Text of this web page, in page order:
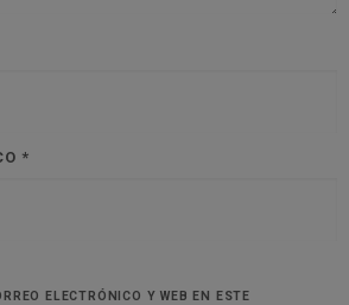
*
ELECTRÓNICO Y WEB EN ESTE